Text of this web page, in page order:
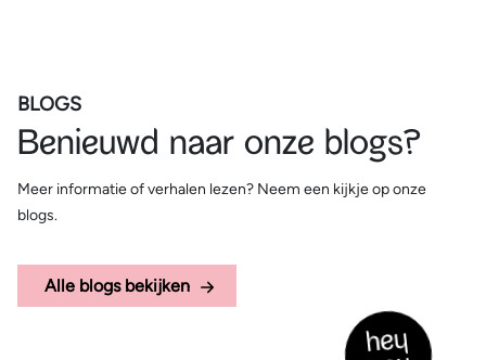
BLOGS
Benieuwd naar onze blogs?
Meer informatie of verhalen lezen? Neem een kijkje op onze
blogs.
Alle blogs bekijken